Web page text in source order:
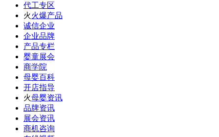
代工专区
火火爆产品
诚信企业
企业品牌
产品专栏
婴童展会
商学院
母婴百科
开店指导
火母婴资讯
品牌资讯
展会资讯
商机咨询